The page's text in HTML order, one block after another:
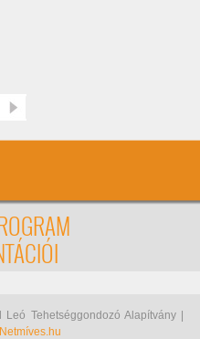
Tehetséggondozó Alapítvány |
Netmíves.hu